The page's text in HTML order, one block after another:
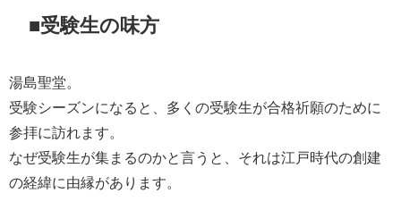
■受験生の味方
湯島聖堂。
受験シーズンになると、多くの受験生が合格祈願のために
参拝に訪れます。
なぜ受験生が集まるのかと言うと、それは江戸時代の創建
の経緯に由縁があります。